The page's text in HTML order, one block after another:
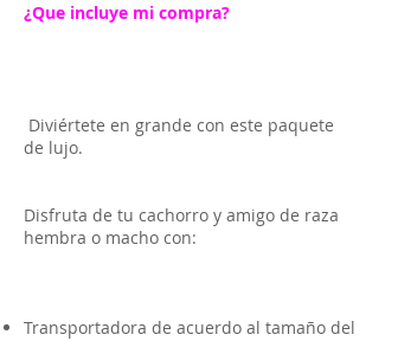
¿Que incluye mi compra?
Diviértete en grande con este paquete
de lujo.
Disfruta de tu cachorro y amigo de raza
hembra o macho con:
Transportadora de acuerdo al tamaño del